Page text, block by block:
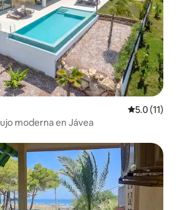
Calificación
5.0 (11)
moderna en Jávea